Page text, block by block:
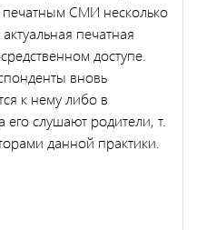
СМИ несколько
печатная
доступе.
вновь
к нему либо в
его слушают родители, т.
данной практики.